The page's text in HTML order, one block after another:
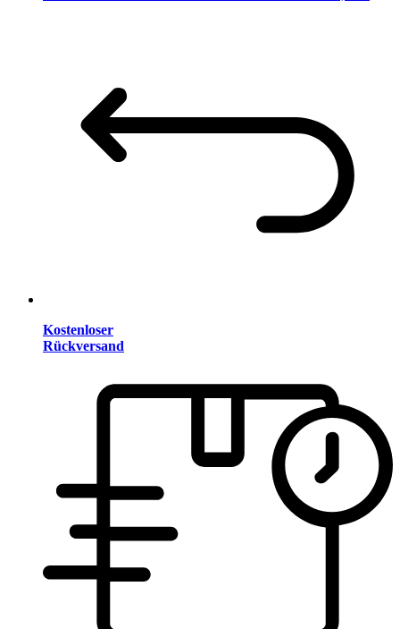
Kostenloser
Rückversand